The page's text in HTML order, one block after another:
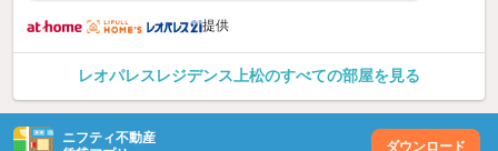
提供
レオパレスレジデンス上松のすべての部屋を見る
ニフティ不動産
ダウンロード